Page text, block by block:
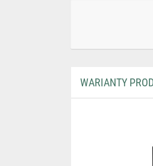
WARIANTY